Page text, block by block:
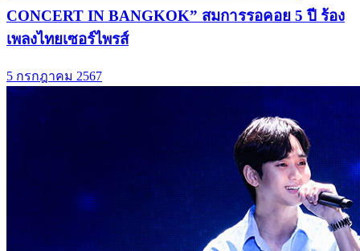
CONCERT IN BANGKOK” สมการรอคอย 5 ปี ร้อง
เพลงไทยเซอร์ไพรส์
5 กรกฎาคม 2567